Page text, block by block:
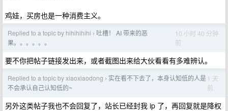
鸡娃，买房也是一种消费主义。
Replied to a topic by hihihihihi › 吐槽！ AI 带来的恶
果。。。。。。
10 小时 40 分钟
前
要不你把帖子链接发出来，或者截图出来给大伙看看有多难辨认。
Replied to a topic by xiaoxiaodong › 实在看不下去了，本身认知低的人是
不会承认自己认知低的~
1 天
前
另外这类帖子我也不会回复了，站长已经封我 ip 了，再回复就是降权